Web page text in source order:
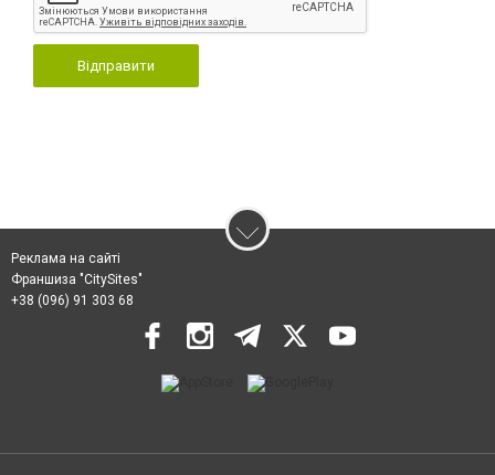
Відправити
Реклама на сайті
Франшиза "CitySites"
+38 (096) 91 303 68